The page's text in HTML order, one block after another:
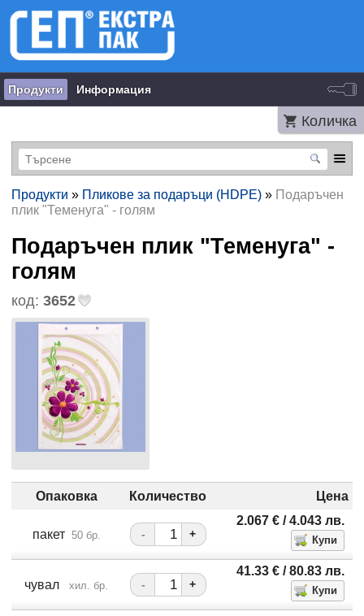
Продукти Информация
Количка
Продукти » Пликове за подаръци (HDPE)» Подаръчен
плик "Теменуга" - голям
Подаръчен плик "Теменуга" -
голям
код: 3652
Опаковка Количество Цена
пакет 50 бр. - +
2.067 €/ 4.043 лв.
чувал хил. бр. - +
41.33 €/ 80.83 лв.